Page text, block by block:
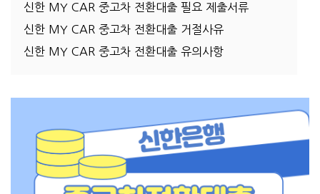
신한 MY CAR 중고차 전환대출 필요 제출서류
신한 MY CAR 중고차 전환대출 거절사유
신한 MY CAR 중고차 전환대출 유의사항